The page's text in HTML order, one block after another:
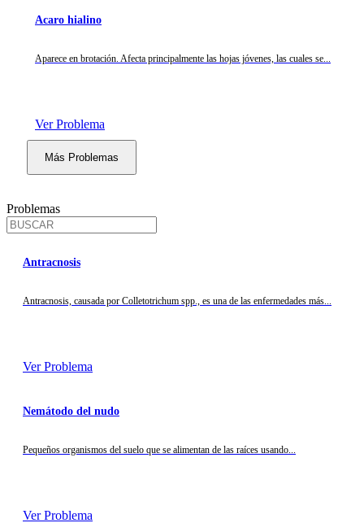
Acaro hialino
Aparece en brotación. Afecta principalmente las hojas jóvenes, las cuales se...
Ver Problema
Más Problemas
Problemas
Antracnosis
Antracnosis, causada por Colletotrichum spp., es una de las enfermedades más...
Ver Problema
Nemátodo del nudo
Pequeños organismos del suelo que se alimentan de las raíces usando...
Ver Problema